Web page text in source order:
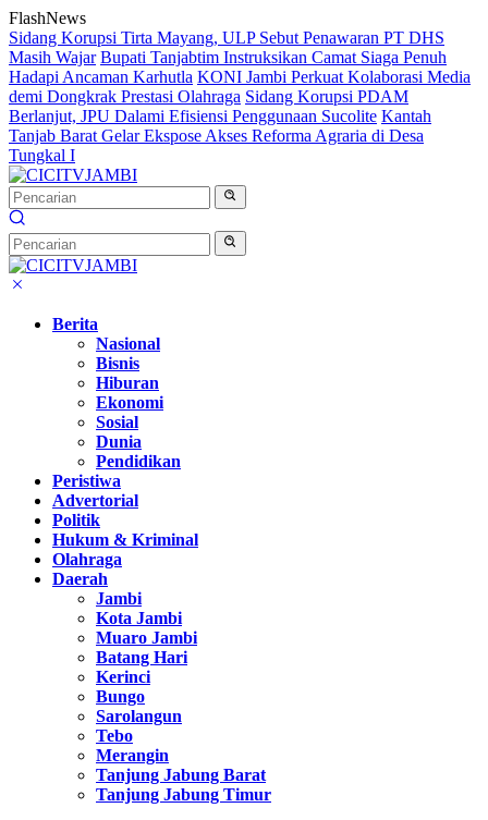
Langsung
ke
konten
FlashNews
Sidang Korupsi Tirta Mayang, ULP Sebut Penawaran PT DHS
Masih Wajar Bupati Tanjabtim Instruksikan Camat Siaga Penuh
Hadapi Ancaman Karhutla KONI Jambi Perkuat Kolaborasi Media
demi Dongkrak Prestasi Olahraga Sidang Korupsi PDAM
Berlanjut, JPU Dalami Efisiensi Penggunaan Sucolite Kantah
Tanjab Barat Gelar Ekspose Akses Reforma Agraria di Desa
Tungkal I
Berita
Nasional
Bisnis
Hiburan
Ekonomi
Sosial
Dunia
Pendidikan
Peristiwa
Advertorial
Politik
Hukum & Kriminal
Olahraga
Daerah
Jambi
Kota Jambi
Muaro Jambi
Batang Hari
Kerinci
Bungo
Sarolangun
Tebo
Merangin
Tanjung Jabung Barat
Tanjung Jabung Timur